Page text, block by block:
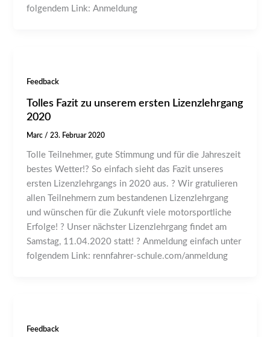
folgendem Link: Anmeldung
Feedback
Tolles Fazit zu unserem ersten Lizenzlehrgang
2020
Marc /23. Februar 2020
Tolle Teilnehmer, gute Stimmung und für die Jahreszeit
bestes Wetter!? So einfach sieht das Fazit unseres
ersten Lizenzlehrgangs in 2020 aus. ? Wir gratulieren
allen Teilnehmern zum bestandenen Lizenzlehrgang
und wünschen für die Zukunft viele motorsportliche
Erfolge! ? Unser nächster Lizenzlehrgang findet am
Samstag, 11.04.2020 statt! ? Anmeldung einfach unter
folgendem Link: rennfahrer-schule.com/anmeldung
Feedback